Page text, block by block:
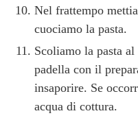
Nel frattempo
cuociamo la pasta.
Scoliamo la pasta
padella con il
insaporire. Se
acqua di cottura.